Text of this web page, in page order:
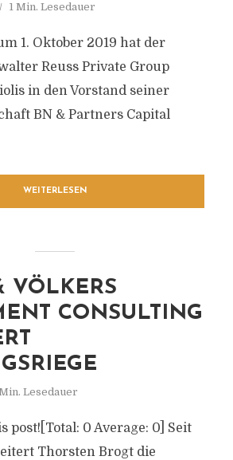
1 Min. Lesedauer
1. Oktober 2019 hat der
Reuss Private Group
in den Vorstand seiner
BN & Partners Capital
WEITERLESEN
VÖLKERS
CONSULTING
Lesedauer
post![Total: 0 Average: 0] Seit
Thorsten Brogt die